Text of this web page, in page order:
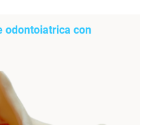
odontoiatrica con